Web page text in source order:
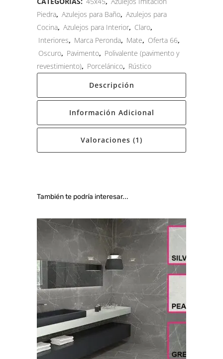
Piedra, Azulejos para Baño, Azulejos para
Cocina, Azulejos para Interior, Claro,
Interiores, Marca Peronda, Mate, Oferta 66,
Oscuro, Pavimento, Polivalente (pavimento y
revestimiento), Porcelánico, Rústico
Descripción
Información Adicional
Valoraciones (1)
También te podría interesar...